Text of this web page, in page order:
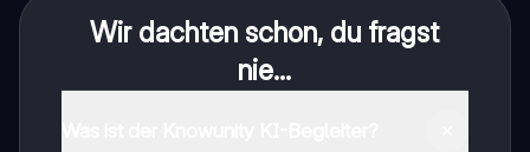
Wir dachten schon, du fragst
nie...